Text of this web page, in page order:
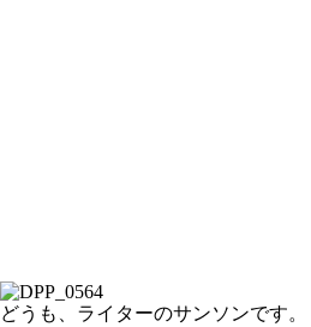
どうも、ライターのサンソンです。